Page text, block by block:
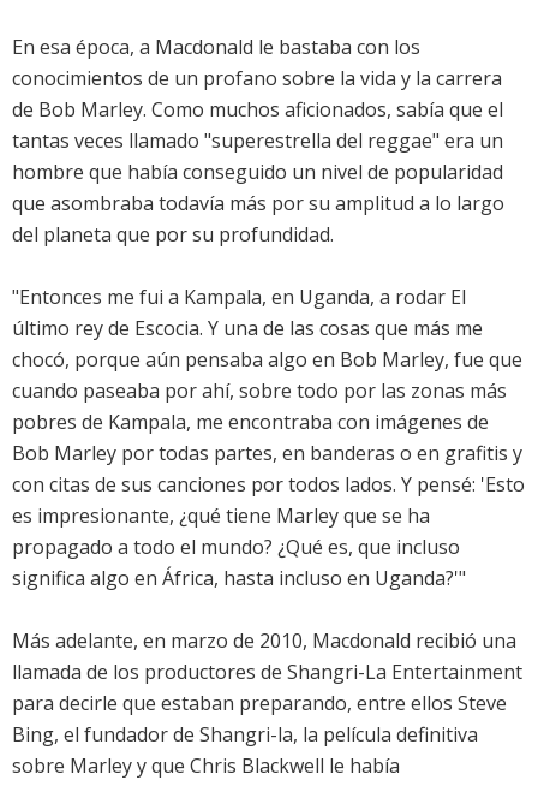
En esa época, a Macdonald le bastaba con los
conocimientos de un profano sobre la vida y la carrera
de Bob Marley. Como muchos aficionados, sabía que el
tantas veces llamado "superestrella del reggae" era un
hombre que había conseguido un nivel de popularidad
que asombraba todavía más por su amplitud a lo largo
del planeta que por su profundidad.
"Entonces me fui a Kampala, en Uganda, a rodar El
último rey de Escocia. Y una de las cosas que más me
chocó, porque aún pensaba algo en Bob Marley, fue que
cuando paseaba por ahí, sobre todo por las zonas más
pobres de Kampala, me encontraba con imágenes de
Bob Marley por todas partes, en banderas o en grafitis y
con citas de sus canciones por todos lados. Y pensé: 'Esto
es impresionante, ¿qué tiene Marley que se ha
propagado a todo el mundo? ¿Qué es, que incluso
significa algo en África, hasta incluso en Uganda?'"
Más adelante, en marzo de 2010, Macdonald recibió una
llamada de los productores de Shangri-La Entertainment
para decirle que estaban preparando, entre ellos Steve
Bing, el fundador de Shangri-la, la película definitiva
sobre Marley y que Chris Blackwell le había